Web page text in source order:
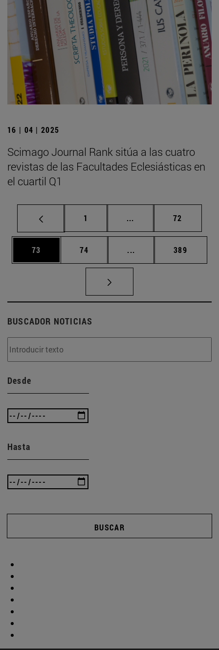
16 | 04 | 2025
Scimago Journal Rank sitúa a las cuatro
revistas de las Facultades Eclesiásticas en
el cuartil Q1
Página
1 ... Páginas intermedias
Página
72
Página
73 Página
74 ... Páginas intermedias
Página
389
BUSCADOR NOTICIAS
Desde
Hasta
BUSCAR